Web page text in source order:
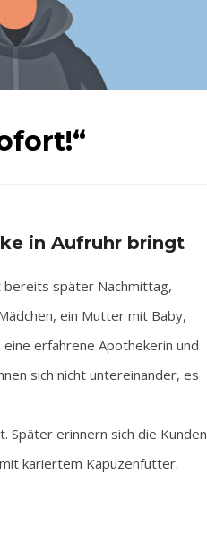
in Aufruhr bringt
bereits später Nachmittag,
ein Mutter mit Baby,
erfahrene Apothekerin und
sich nicht untereinander, es
Später erinnern sich die Kunden
kariertem Kapuzenfutter.